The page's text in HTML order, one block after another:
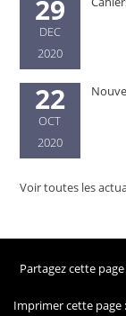
29
DEC
2020
22
OCT
2020
Voir toutes les
Partagez cette
Imprimer cette page :